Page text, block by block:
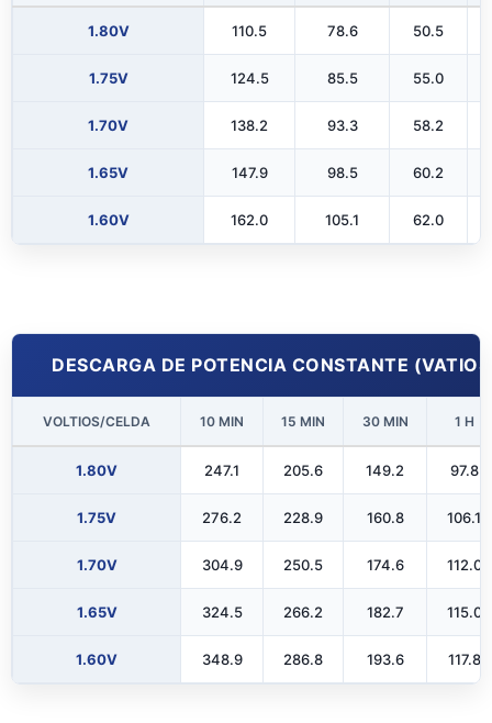
1.80V 110.5 78.6 50.5
1.75V 124.5 85.5 55.0
1.70V 138.2 93.3 58.2
1.65V 147.9 98.5 60.2
1.60V 162.0 105.1 62.0
DESCARGA DE POTENCIA CONSTANTE
VOLTIOS/CELDA 10 MIN 15 MIN 30 MIN 1 H
1.80V 247.1 205.6 149.2 97.8
1.75V 276.2 228.9 160.8 106.1
1.70V 304.9 250.5 174.6 112.0
1.65V 324.5 266.2 182.7 115.0
1.60V 348.9 286.8 193.6 117.8